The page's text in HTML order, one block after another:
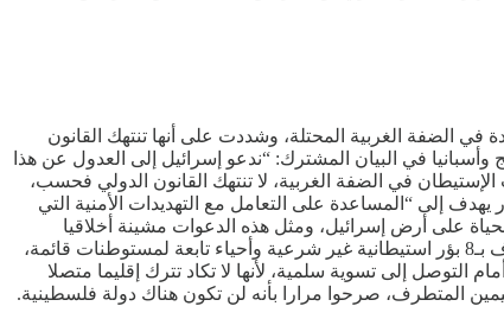
وكندا وألمانيا، يوم أمس الأربعاء، بموافقة الحكومة الأمنية الإسرائيلية على إقامة 19 مستوطنة ‌جديدة في الضفة الغربية المحتلة، وشددت على أنها تنتهك القانون
وأسبانيا في البيان المشترك: “ندعو إسرائيل إلى العدول عن هذا
في الضفة الغربية، لا تنتهك القانون الدولي فحسب،
إلى “المساعدة على التعامل مع ‌التهديدات الأمنية التي
على أرض إسرائيل، ومثل هذه الدعوات مشينة أخلاقيا
وتمييزية ضد اليهود”. ويوم الأحد الماضي، أعلنت إسرائيل رسميا إنشاء 11 مستوطنة جديدة في الضفة الغربية المحتلة، إلى جانب تقنين أو الإعتراف بـ8 بؤر استيطانية غير شرعية وأحياء تابعة لمستوطنات قائمة،
إلى تسوية سلمية، لأنها لا تكاد تترك إقليما متصلا
المتطرف، صرحوا مرارا بأنه لن تكون هناك دولة فلسطينية.